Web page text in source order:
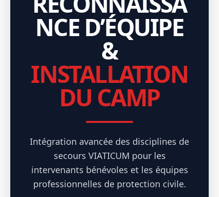
NCE D’ÉQUIPE
&
INSTALLATION
DU CAMP
Intégration avancée des disciplines de
secours VIATICUM pour les
intervenants bénévoles et les équipes
professionnelles de protection civile.